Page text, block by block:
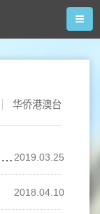
华侨港澳台
2019年依据台湾地区大学入学考试成绩招收台湾学生的办法 2019.03.25
2018.04.10